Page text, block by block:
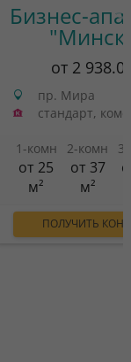
Бизнес-
от 2
пр. Мира
стандарт,
1-комн
от 25
м²
2-комн
от 37
м²
ПОЛУЧИТЬ